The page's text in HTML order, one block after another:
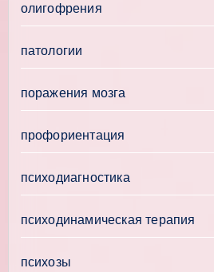
олигофрения
патологии
поражения мозга
профориентация
психодиагностика
психодинамическая терапия
психозы